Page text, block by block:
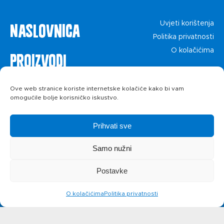
Ove web stranice koriste internetske kolačiće kako bi vam
omogućile bolje korisničko iskustvo.
Prihvati sve
Samo nužni
Postavke
O kolačićimaPolitika privatnosti
Naslovnica
Proizvodi
Recepti
Priča o ABC
Uvjeti korištenja
Politika privatnosti
O kolačićima